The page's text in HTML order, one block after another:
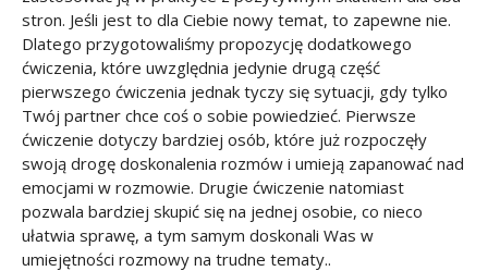
stron. Jeśli jest to dla Ciebie nowy temat, to zapewne nie.
Dlatego przygotowaliśmy propozycję dodatkowego
ćwiczenia, które uwzględnia jedynie drugą część
pierwszego ćwiczenia jednak tyczy się sytuacji, gdy tylko
Twój partner chce coś o sobie powiedzieć. Pierwsze
ćwiczenie dotyczy bardziej osób, które już rozpoczęły
swoją drogę doskonalenia rozmów i umieją zapanować nad
emocjami w rozmowie. Drugie ćwiczenie natomiast
pozwala bardziej skupić się na jednej osobie, co nieco
ułatwia sprawę, a tym samym doskonali Was w
umiejętności rozmowy na trudne tematy..